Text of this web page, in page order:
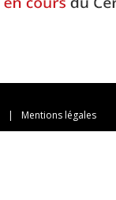
| Mentions légales